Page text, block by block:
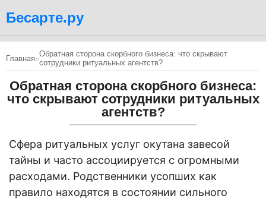
Бесарте.ру
Главная»Обратная сторона скорбного бизнеса: что скрывают
сотрудники ритуальных агентств?
Обратная сторона скорбного бизнеса:
что скрывают сотрудники ритуальных
агентств?
Сфера ритуальных услуг окутана завесой
тайны и часто ассоциируется с огромными
расходами. Родственники усопших как
правило находятся в состоянии сильного